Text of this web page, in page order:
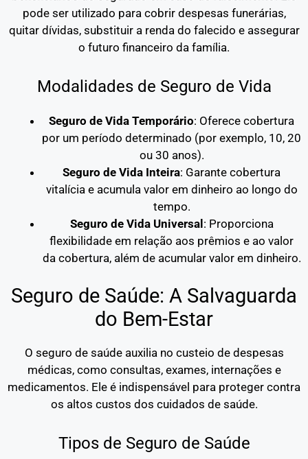
pode ser utilizado para cobrir despesas funerárias,
quitar dívidas, substituir a renda do falecido e assegurar
o futuro financeiro da família.
Modalidades de Seguro de Vida
Seguro de Vida Temporário: Oferece cobertura
por um período determinado (por exemplo, 10, 20
ou 30 anos).
Seguro de Vida Inteira: Garante cobertura
vitalícia e acumula valor em dinheiro ao longo do
tempo.
Seguro de Vida Universal: Proporciona
flexibilidade em relação aos prêmios e ao valor
da cobertura, além de acumular valor em dinheiro.
Seguro de Saúde: A Salvaguarda
do Bem-Estar
O seguro de saúde auxilia no custeio de despesas
médicas, como consultas, exames, internações e
medicamentos. Ele é indispensável para proteger contra
os altos custos dos cuidados de saúde.
Tipos de Seguro de Saúde